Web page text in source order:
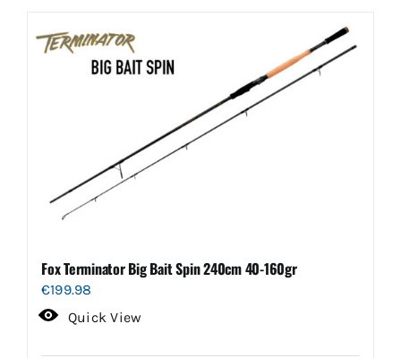
Fox Terminator Big Bait Spin 240cm 40-160gr
€199.98
Quick View